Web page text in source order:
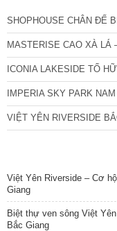
SHOPHOUSE CHÂN ĐẾ
MASTERISE CAO XÀ LÁ
ICONIA LAKESIDE TỐ
IMPERIA SKY PARK
VIỆT YÊN RIVERSIDE
Việt Yên Riverside – Cơ
Giang
Biệt thự ven sông Việt
Bắc Giang